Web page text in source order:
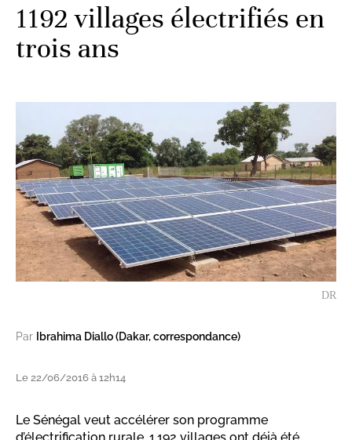
1192 villages électrifiés en
trois ans
DR
Par Ibrahima Diallo (Dakar, correspondance)
Le 22/06/2016 à 12h14
Le Sénégal veut accélérer son programme